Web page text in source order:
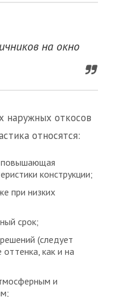
на окно
наружных откосов
относятся:
повышающая
конструкции;
при низких
срок;
(следует
как и на
и